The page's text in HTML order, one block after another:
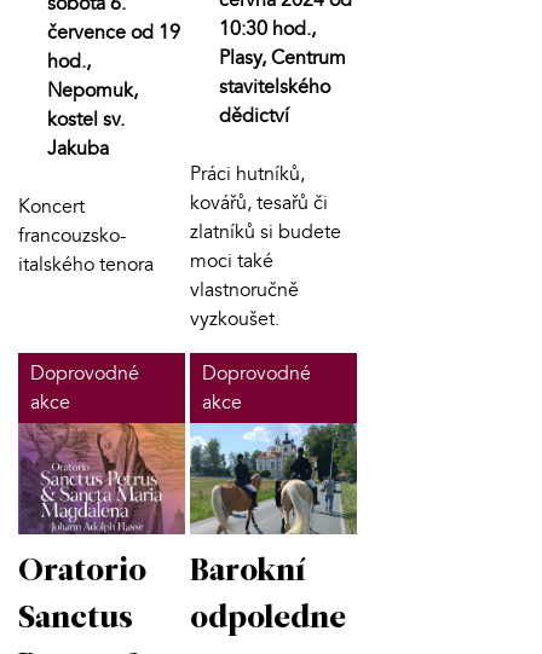
července od 19
hod.,
Nepomuk,
kostel sv.
Jakuba
Koncert
francouzsko-
italského tenora
10:30 hod.,
Plasy, Centrum
stavitelského
dědictví
Práci hutníků,
kovářů, tesařů či
zlatníků si budete
moci také
vlastnoručně
vyzkoušet.
Doprovodné
akce
Oratorio
Sanctus
Doprovodné
akce
Barokní
odpoledne